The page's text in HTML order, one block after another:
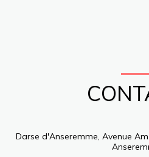
Darse d'Anseremme, Avenue